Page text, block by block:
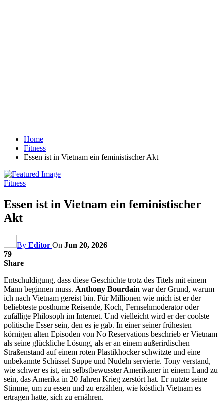
Home
Fitness
Essen ist in Vietnam ein feministischer Akt
Fitness
Essen ist in Vietnam ein feministischer
Akt
By Editor On Jun 20, 2026
79
Share
Entschuldigung, dass diese Geschichte trotz des Titels mit einem
Mann beginnen muss. Anthony Bourdain war der Grund, warum
ich nach Vietnam gereist bin. Für Millionen wie mich ist er der
beliebteste posthume Reisende, Koch, Fernsehmoderator oder
zufällige Philosoph im Internet. Und vielleicht wird er der coolste
politische Esser sein, den es je gab. In einer seiner frühesten
körnigen alten Episoden von No Reservations beschrieb er Vietnam
als seine glückliche Lösung, als er an einem außerirdischen
Straßenstand auf einem roten Plastikhocker schwitzte und eine
unbekannte Schüssel Suppe und Nudeln servierte. Tony verstand,
wie schwer es ist, ein selbstbewusster Amerikaner in einem Land zu
sein, das Amerika in 20 Jahren Krieg zerstört hat. Er nutzte seine
Stimme, um zu essen und zu erzählen, wie köstlich Vietnam es
ertragen hatte, sich zu ernähren.